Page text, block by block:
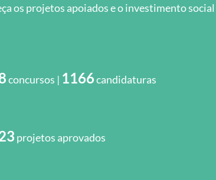
os projetos apoiados e o investimento
concursos | 1166candidaturas
projetos aprovados